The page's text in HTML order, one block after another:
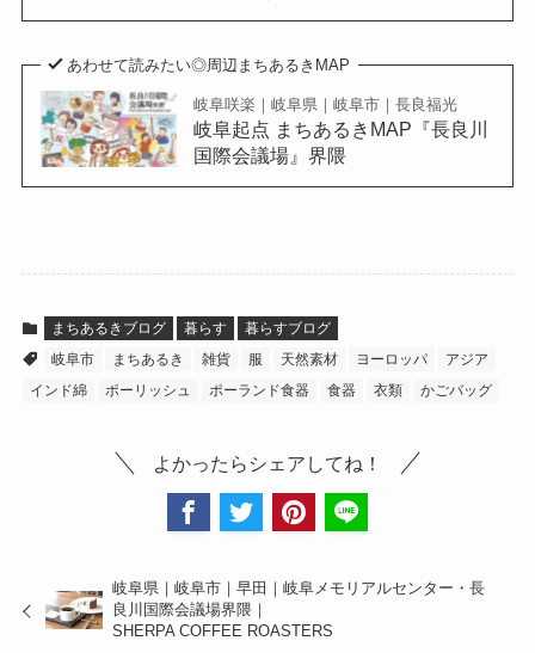
あわせて読みたい◎周辺まちあるきMAP
岐阜咲楽｜岐阜県｜岐阜市｜長良福光
岐阜起点 まちあるきMAP『長良川
国際会議場』界隈
まちあるきブログ 暮らす
暮らすブログ
岐阜市
まちあるき 雑貨 服 天然素材 ヨーロッパ
アジア
インド綿
ポーリッシュ ポーランド食器 食器 衣類 かごバッグ
よかったらシェアしてね！
岐阜県｜岐阜市｜早田｜岐阜メモリアルセンター・長
良川国際会議場界隈｜
SHERPA COFFEE ROASTERS